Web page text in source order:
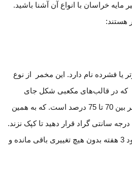
خراسان با انواع آن آشنا باشید.
هستند:
یا فشرده نام دارد. این مخمر از نوع
در قالب‌های مکعبی شکل جای
گرفته است. رطوبت این مخمر بین 70 تا 75 درصد است. که به همین
دلیل باید آن را در دمای 1 تا 5 درجه سانتی گراد قرار دهید تا کپک نزند.
این نوع مخمر‌ها می‌توانند حدود 3 هفته بدون هیچ تغییری باقی مانده و